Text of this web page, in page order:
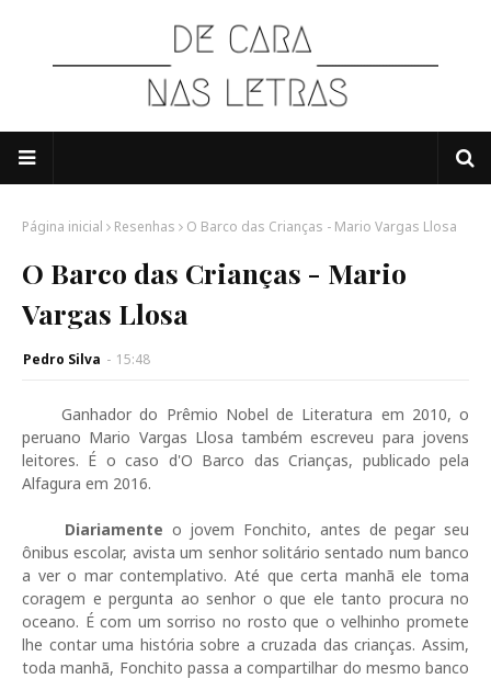
Página inicial Resenhas O Barco das Crianças - Mario Vargas Llosa
O Barco das Crianças - Mario
Vargas Llosa
Pedro Silva - 15:48
Ganhador do Prêmio Nobel de Literatura em 2010, o
peruano Mario Vargas Llosa também escreveu para jovens
leitores. É o caso d'O Barco das Crianças, publicado pela
Alfagura em 2016.
Diariamente o jovem Fonchito, antes de pegar seu
ônibus escolar, avista um senhor solitário sentado num banco
a ver o mar contemplativo. Até que certa manhã ele toma
coragem e pergunta ao senhor o que ele tanto procura no
oceano. É com um sorriso no rosto que o velhinho promete
lhe contar uma história sobre a cruzada das crianças. Assim,
toda manhã, Fonchito passa a compartilhar do mesmo banco